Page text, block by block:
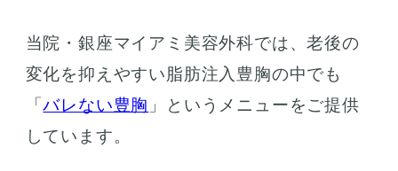
当院・銀座マイアミ美容外科では、老後の
変化を抑えやすい脂肪注入豊胸の中でも
「バレない豊胸 」というメニューをご提供
しています。